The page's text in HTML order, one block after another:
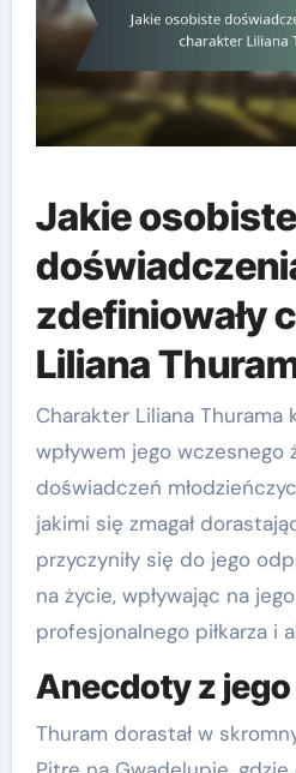
Jakie osobiste
zdefiniowały
Liliana
Charakter Liliana Thurama
wpływem jego wczesnego
doświadczeń
jakimi się zmagał
przyczyniły się do jego
na życie, wpływając na
profesjonalnego piłkarza i
Anecdoty z jego
Thuram dorastał w